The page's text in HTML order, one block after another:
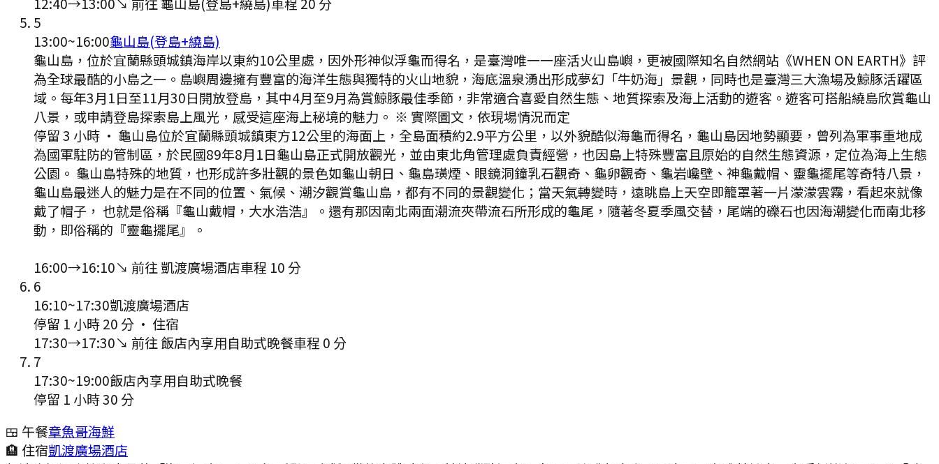
5
13:00~16:00龜山島(登島+繞島)
龜山島，位於宜蘭縣頭城鎮海岸以東約10公里處，因外形神似浮龜而得名，是臺灣唯一一座活火山島嶼，更被國際知名自然網站《WHEN ON EARTH》評
為全球最酷的小島之一。島嶼周邊擁有豐富的海洋生態與獨特的火山地貌，海底溫泉湧出形成夢幻「牛奶海」景觀，同時也是臺灣三大漁場及鯨豚活躍區
域。每年3月1日至11月30日開放登島，其中4月至9月為賞鯨豚最佳季節，非常適合喜愛自然生態、地質探索及海上活動的遊客。遊客可搭船繞島欣賞龜山
八景，或申請登島探索島上風光，感受這座海上秘境的魅力。 ※ 實際圖文，依現場情況而定
停留 3 小時 · 龜山島位於宜蘭縣頭城鎮東方12公里的海面上，全島面積約2.9平方公里，以外貌酷似海龜而得名，龜山島因地勢顯要，曾列為軍事重地成
為國軍駐防的管制區，於民國89年8月1日龜山島正式開放觀光，並由東北角管理處負責經營，也因島上特殊豐富且原始的自然生態資源，定位為海上生態
公園。 龜山島特殊的地質，也形成許多壯觀的景色如龜山朝日、龜島璜煙、眼鏡洞鐘乳石觀奇、龜卵觀奇、龜岩巉壁、神龜戴帽、靈龜擺尾等奇特八景，
龜山島最迷人的魅力是在不同的位置、氣候、潮汐觀賞龜山島，都有不同的景觀變化；當天氣轉變時，遠眺島上天空即籠罩著一片濛濛雲霧，看起來就像
戴了帽子， 也就是俗稱『龜山戴帽，大水浩浩』。還有那因南北兩面潮流夾帶流石所形成的龜尾，隨著冬夏季風交替，尾端的礫石也因海潮變化而南北移
動，即俗稱的『靈龜擺尾』。
16:00→16:10↘ 前往 凱渡廣場酒店車程 10 分
6
16:10~17:30凱渡廣場酒店
停留 1 小時 20 分 · 住宿
17:30→17:30↘ 前往 飯店內享用自助式晚餐車程 0 分
7
17:30~19:00飯店內享用自助式晚餐
停留 1 小時 30 分
🍱 午餐章魚哥海鮮
🏨 住宿凱渡廣場酒店